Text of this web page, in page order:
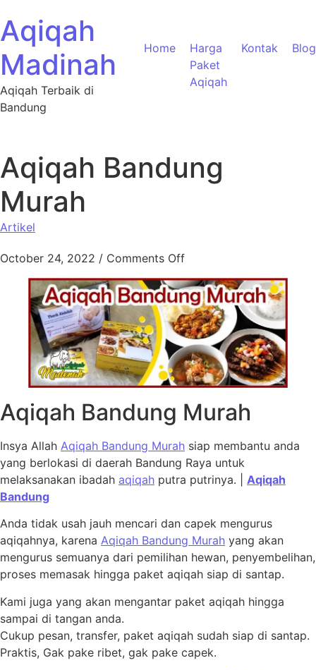
Aqiqah
Madinah
Aqiqah Terbaik di
Bandung
Home
Harga
Paket
Aqiqah
Kontak Blog
Aqiqah Bandung
Murah
Artikel
October 24, 2022 / Comments Off
Aqiqah Bandung Murah
Insya Allah Aqiqah Bandung Murah siap membantu anda
yang berlokasi di daerah Bandung Raya untuk
melaksanakan ibadah aqiqah putra putrinya. | Aqiqah
Bandung
Anda tidak usah jauh mencari dan capek mengurus
aqiqahnya, karena Aqiqah Bandung Murah yang akan
mengurus semuanya dari pemilihan hewan, penyembelihan,
proses memasak hingga paket aqiqah siap di santap.
Kami juga yang akan mengantar paket aqiqah hingga
sampai di tangan anda.
Cukup pesan, transfer, paket aqiqah sudah siap di santap.
Praktis, Gak pake ribet, gak pake capek.